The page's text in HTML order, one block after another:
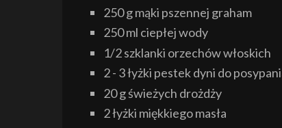
250 g mąki pszennej graham
250 ml ciepłej wody
1/2 szklanki orzechów włoskich
2 - 3 łyżki pestek dyni do
20 g świeżych drożdży
2 łyżki miękkiego masła